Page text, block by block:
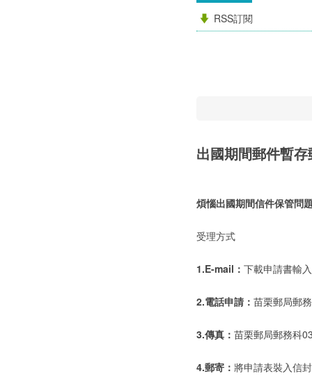
RSS訂閱
出國期間郵件暫
煩惱出國期間信件保管問
受理方式
1.E-mail： 下載申請書輸
2.電話申請： 苗栗郵局郵
3.傳真： 苗栗郵局郵務科
4.郵寄： 將申請表裝入信